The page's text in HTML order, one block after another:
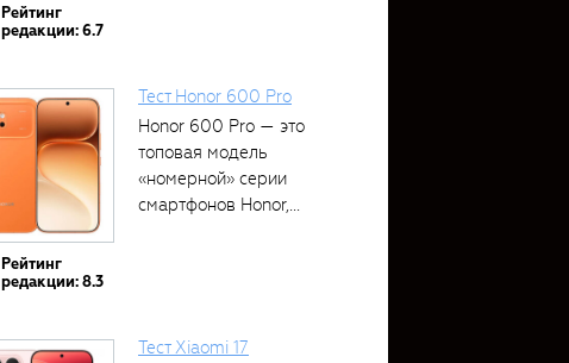
Рейтинг
редакции: 6.7
Рейтинг
редакции: 8.3
Тест Honor 600 Pro
Honor 600 Pro — это
топовая модель
«номерной» серии
смартфонов Honor,...
Тест Xiaomi 17